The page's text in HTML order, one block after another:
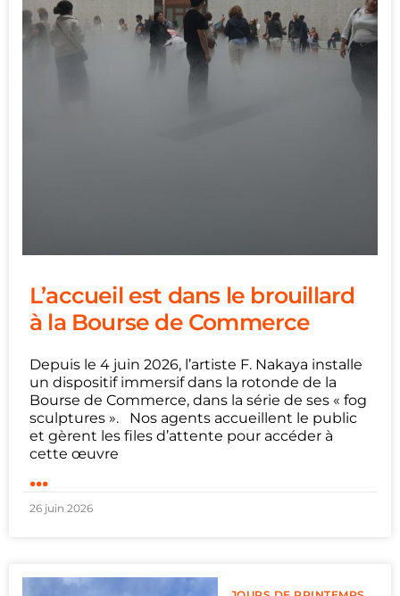
L’accueil est dans le brouillard
à la Bourse de Commerce
Depuis le 4 juin 2026, l’artiste F. Nakaya installe
un dispositif immersif dans la rotonde de la
Bourse de Commerce, dans la série de ses « fog
sculptures ». Nos agents accueillent le public
et gèrent les files d’attente pour accéder à
cette œuvre
...
26 juin 2026